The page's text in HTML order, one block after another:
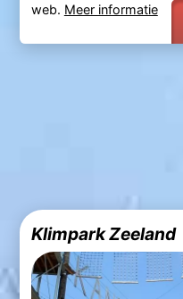
web. Meer informatie
Klimpark Zeeland